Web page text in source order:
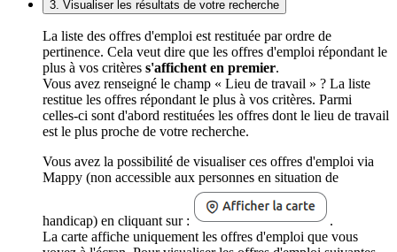
3. Visualiser les résultats de votre recherche
La liste des offres d'emploi est restituée par ordre de
pertinence. Cela veut dire que les offres d'emploi répondant le
plus à vos critères s'affichent en premier.
Vous avez renseigné le champ « Lieu de travail » ? La liste
restitue les offres répondant le plus à vos critères. Parmi
celles-ci sont d'abord restituées les offres dont le lieu de travail
est le plus proche de votre recherche.
Vous avez la possibilité de visualiser ces offres d'emploi via
Mappy (non accessible aux personnes en situation de
handicap) en cliquant sur :
.
La carte affiche uniquement les offres d'emploi que vous